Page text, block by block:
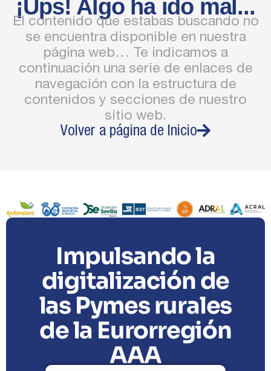
¡Ups! Algo ha ido mal...
El contenido que estabas buscando no
se encuentra disponible en nuestra
página web… Te indicamos a
continuación una serie de enlaces de
navegación con la estructura de
contenidos y secciones de nuestro
sitio web.
Volver a página de Inicio
Impulsando la
digitalización de
las Pymes rurales
de la Eurorregión
AAA